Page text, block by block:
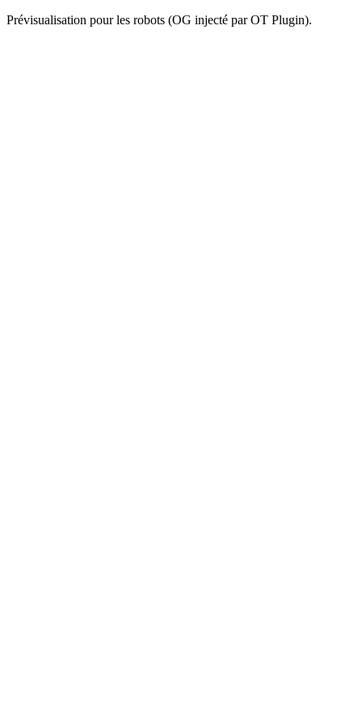
Prévisualisation pour les robots (OG injecté par OT Plugin).